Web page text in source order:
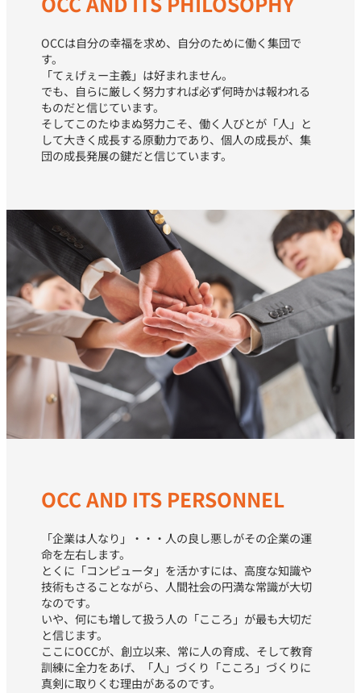
OCCは自分の幸福を求め、自分のために働く集団で
す。
「てぇげぇー主義」は好まれません。
でも、自らに厳しく努力すれば必ず何時かは報われる
ものだと信じています。
そしてこのたゆまぬ努力こそ、働く人びとが「人」と
して大きく成長する原動力であり、個人の成長が、集
団の成長発展の鍵だと信じています。
OCC AND ITS PERSONNEL
「企業は人なり」・・・人の良し悪しがその企業の運
命を左右します。
とくに「コンピュータ」を活かすには、高度な知識や
技術もさることながら、人間社会の円満な常識が大切
なのです。
いや、何にも増して扱う人の「こころ」が最も大切だ
と信じます。
ここにOCCが、創立以来、常に人の育成、そして教育
訓練に全力をあげ、「人」づくり「こころ」づくりに
真剣に取りくむ理由があるのです。